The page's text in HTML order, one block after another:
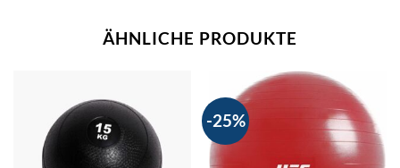
ÄHNLICHE PRODUKTE
-25%